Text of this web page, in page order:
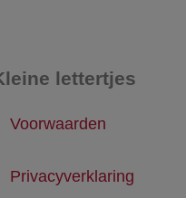
lettertjes
Voorwaarden
Privacyverklaring